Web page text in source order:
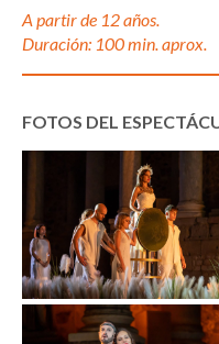
A partir de 12 años.
Duración: 100 min. aprox.
FOTOS DEL